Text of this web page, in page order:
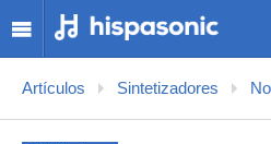
Artículos Sintetizadores